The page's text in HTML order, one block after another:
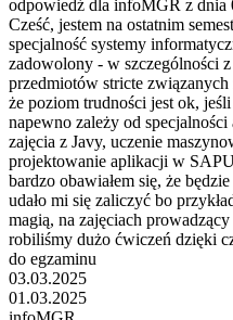
odpowiedź dla infoMGR z dnia
Cześć, jestem na ostatnim
specjalność systemy
zadowolony - w szczególności
przedmiotów stricte
że poziom trudności jest ok,
napewno zależy od
zajęcia z Javy, uczenie
projektowanie aplikacji w
bardzo obawiałem się, że
udało mi się zaliczyć bo
magią, na zajęciach
robiliśmy dużo ćwiczeń dzięki
do egzaminu
03.03.2025
01.03.2025